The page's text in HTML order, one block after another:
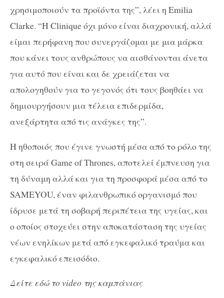
χρησιμοποιούν τα προϊόντα της”, λέει η Emilia
Clarke. “Η Clinique όχι μόνο είναι διαχρονική, αλλά
είμαι περήφανη που συνεργάζομαι με μια μάρκα
που κάνει τους ανθρώπους να αισθάνονται άνετα
για αυτό που είναι και δε χρειάζεται να
απολογηθούν για το γεγονός ότι τους βοηθάει να
δημιουργήσουν μια τέλεια επιδερμίδα,
ανεξάρτητα από τις ανάγκες της”.
Η ηθοποιός που έγινε γνωστή μέσα από το ρόλο της
στη σειρά Game of Thrones, αποτελεί έμπνευση για
τη δύναμη αλλά και για τη προσφορά μέσα από το
SAMEYOU, έναν φιλανθρωπικό οργανισμό που
ίδρυσε μετά τη σοβαρή περιπέτεια της υγείας, και
ο οποίος στοχεύει στην αποκατάσταση της υγείας
νέων ενηλίκων μετά από εγκεφαλικό τραύμα και
εγκεφαλικό επεισόδιο.
Δείτε εδώ το video της καμπάνιας